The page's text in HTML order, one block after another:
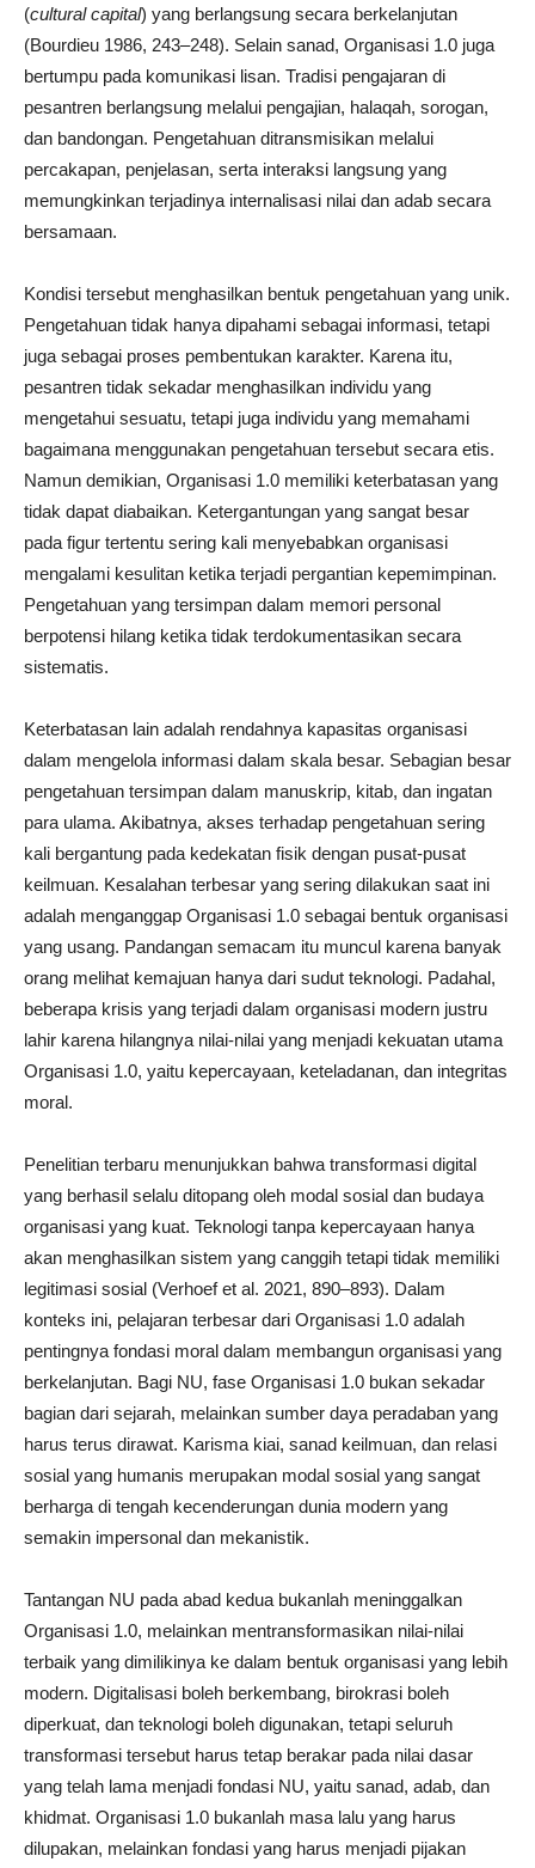
(cultural capital) yang berlangsung secara berkelanjutan
(Bourdieu 1986, 243–248). Selain sanad, Organisasi 1.0 juga
bertumpu pada komunikasi lisan. Tradisi pengajaran di
pesantren berlangsung melalui pengajian, halaqah, sorogan,
dan bandongan. Pengetahuan ditransmisikan melalui
percakapan, penjelasan, serta interaksi langsung yang
memungkinkan terjadinya internalisasi nilai dan adab secara
bersamaan.
Kondisi tersebut menghasilkan bentuk pengetahuan yang unik.
Pengetahuan tidak hanya dipahami sebagai informasi, tetapi
juga sebagai proses pembentukan karakter. Karena itu,
pesantren tidak sekadar menghasilkan individu yang
mengetahui sesuatu, tetapi juga individu yang memahami
bagaimana menggunakan pengetahuan tersebut secara etis.
Namun demikian, Organisasi 1.0 memiliki keterbatasan yang
tidak dapat diabaikan. Ketergantungan yang sangat besar
pada figur tertentu sering kali menyebabkan organisasi
mengalami kesulitan ketika terjadi pergantian kepemimpinan.
Pengetahuan yang tersimpan dalam memori personal
berpotensi hilang ketika tidak terdokumentasikan secara
sistematis.
Keterbatasan lain adalah rendahnya kapasitas organisasi
dalam mengelola informasi dalam skala besar. Sebagian besar
pengetahuan tersimpan dalam manuskrip, kitab, dan ingatan
para ulama. Akibatnya, akses terhadap pengetahuan sering
kali bergantung pada kedekatan fisik dengan pusat-pusat
keilmuan. Kesalahan terbesar yang sering dilakukan saat ini
adalah menganggap Organisasi 1.0 sebagai bentuk organisasi
yang usang. Pandangan semacam itu muncul karena banyak
orang melihat kemajuan hanya dari sudut teknologi. Padahal,
beberapa krisis yang terjadi dalam organisasi modern justru
lahir karena hilangnya nilai-nilai yang menjadi kekuatan utama
Organisasi 1.0, yaitu kepercayaan, keteladanan, dan integritas
moral.
Penelitian terbaru menunjukkan bahwa transformasi digital
yang berhasil selalu ditopang oleh modal sosial dan budaya
organisasi yang kuat. Teknologi tanpa kepercayaan hanya
akan menghasilkan sistem yang canggih tetapi tidak memiliki
legitimasi sosial (Verhoef et al. 2021, 890–893). Dalam
konteks ini, pelajaran terbesar dari Organisasi 1.0 adalah
pentingnya fondasi moral dalam membangun organisasi yang
berkelanjutan. Bagi NU, fase Organisasi 1.0 bukan sekadar
bagian dari sejarah, melainkan sumber daya peradaban yang
harus terus dirawat. Karisma kiai, sanad keilmuan, dan relasi
sosial yang humanis merupakan modal sosial yang sangat
berharga di tengah kecenderungan dunia modern yang
semakin impersonal dan mekanistik.
Tantangan NU pada abad kedua bukanlah meninggalkan
Organisasi 1.0, melainkan mentransformasikan nilai-nilai
terbaik yang dimilikinya ke dalam bentuk organisasi yang lebih
modern. Digitalisasi boleh berkembang, birokrasi boleh
diperkuat, dan teknologi boleh digunakan, tetapi seluruh
transformasi tersebut harus tetap berakar pada nilai dasar
yang telah lama menjadi fondasi NU, yaitu sanad, adab, dan
khidmat. Organisasi 1.0 bukanlah masa lalu yang harus
dilupakan, melainkan fondasi yang harus menjadi pijakan